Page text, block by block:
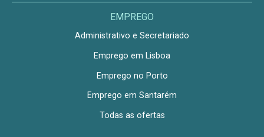
EMPREGO
Administrativo e Secretariado
Emprego em Lisboa
Emprego no Porto
Emprego em Santarém
Todas as ofertas